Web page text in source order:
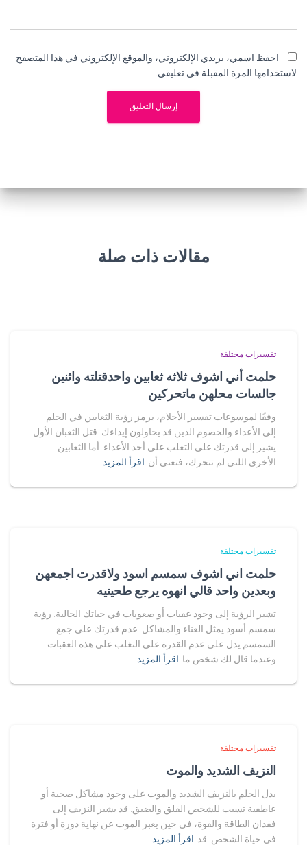
احفظ اسمي، بريدي الإلكتروني، والموقع الإلكتروني في هذا المتصفح
لاستخدامها المرة المقبلة في تعليقي.
مقالات ذات صلة
تفسيرات مختلفة
حلمت أني اشوف ثلاثه ثعابين واحدقتلته واثنين
جالسات محلهن ماتحركين
وفقًا لموسوعات تفسير الأحلام، يرمز رؤية الثعابين في الحلم
إلى الأعداء والخصوم الذين قد يحاولون إيذاءك. قتل الثعبان الأول
يشير إلى قدرتك على التغلب على أحد الأعداء. أما الثعابين
الأخرى اللتي لم تتحرك، فتعني أن اقرأ المزيد…
تفسيرات مختلفة
حلمت اني اشوف سمسم اسود ولاقدرت اجمعهن
وبعدين واحد قالي انهوه يرجع طحينيه
تشير الرؤية إلى وجود عقبات أو صعوبات في حياتك الحالية. رؤية
سمسم أسود يمثل العناء والمشاكل. عدم قدرتك على جمع
السمسم يدل على عدم القدرة على التغلب على هذه العقبات.
وعندما قال لك شخص ما اقرأ المزيد…
تفسيرات مختلفة
النزيف الشديد والموت
يدل الحلم بالنزيف الشديد والموت على وجود مشاكل صحية أو
عاطفية تسبب للشخص القلق والضيق. قد يشير النزيف إلى
فقدان الطاقة والقوة، في حين يعبر الموت عن نهاية دورة أو فترة
في حياة الشخص. قد اقرأ المزيد…